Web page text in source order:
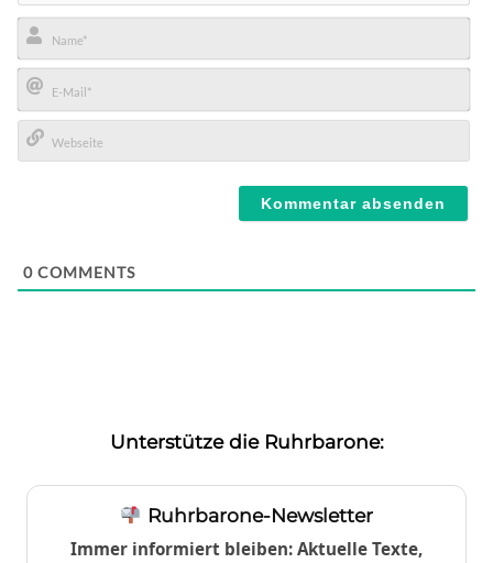
Name*
E-
Mail*
0 COMMENTS
Unterstütze die Ruhrbarone:
Ruhrbarone-Newsletter
Immer informiert bleiben: Aktuelle Texte,